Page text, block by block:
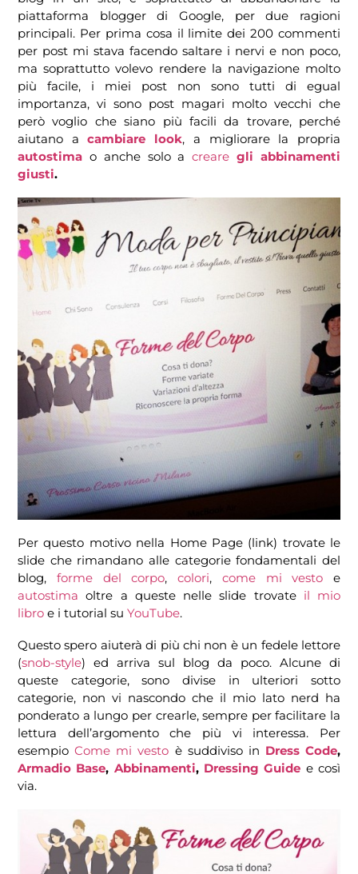
piattaforma blogger di Google, per due ragioni
principali. Per prima cosa il limite dei 200 commenti
per post mi stava facendo saltare i nervi e non poco,
ma soprattutto volevo rendere la navigazione molto
più facile, i miei post non sono tutti di egual
importanza, vi sono post magari molto vecchi che
però voglio che siano più facili da trovare, perché
aiutano a
cambiare look, a migliorare la propria
autostima o anche solo acrearegli abbinamenti
giusti.
Per questo motivo nella Home Page (link) trovate le
slide che rimandano alle categorie fondamentali del
blog, forme del corpo, colori, come mi vesto e
autostima oltre a queste nelle slide trovate il mio
libro e i tutorial su YouTube.
Questo spero aiuterà di più chi non è un fedele lettore
(snob-style) ed arriva sul blog da poco. Alcune di
queste categorie, sono divise in ulteriori sotto
categorie, non vi nascondo che il mio lato nerd ha
ponderato a lungo per crearle, sempre per facilitare la
lettura dell’argomento che più vi interessa. Per
esempioCome mi vesto è suddiviso in Dress Code,
Armadio Base, Abbinamenti, Dressing Guide e così
via.